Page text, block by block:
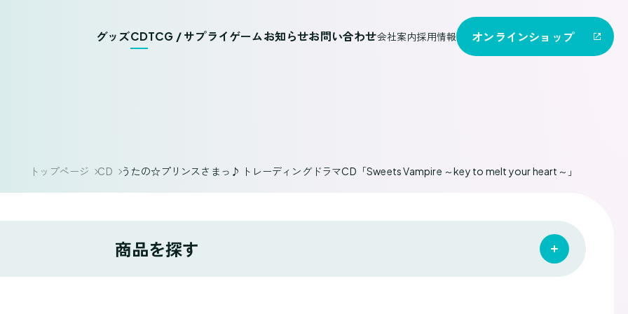
グッズCDTCG / サプライゲームお知らせお問い合わせ会社案内採用情報 オンラインショップ
トップページ CD うたの☆プリンスさまっ♪ トレーディングドラマCD「Sweets Vampire ～key to melt your heart～」
商品を探す